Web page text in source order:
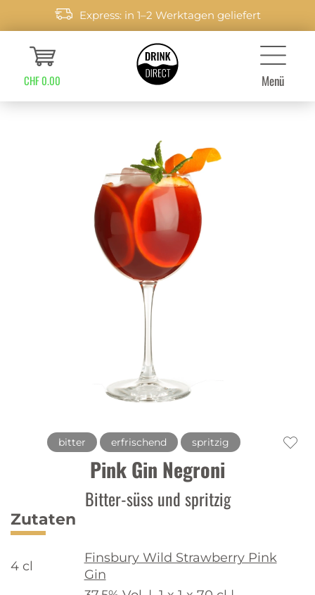
Express: in 1–2 Werktagen geliefert
CHF 0.00 Menü
bitter erfrischend spritzig
Pink Gin Negroni
Bitter-süss und spritzig
Zutaten
4 cl
Finsbury Wild Strawberry Pink
Gin